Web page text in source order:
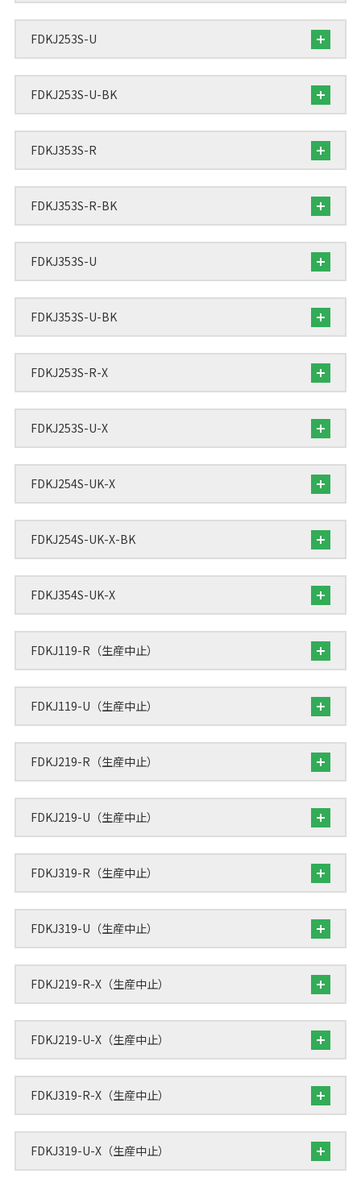
FDKJ253S-U
FDKJ253S-U-BK
FDKJ353S-R
FDKJ353S-R-BK
FDKJ353S-U
FDKJ353S-U-BK
FDKJ253S-R-X
FDKJ253S-U-X
FDKJ254S-UK-X
FDKJ254S-UK-X-BK
FDKJ354S-UK-X
FDKJ119-R（生産中止）
FDKJ119-U（生産中止）
FDKJ219-R（生産中止）
FDKJ219-U（生産中止）
FDKJ319-R（生産中止）
FDKJ319-U（生産中止）
FDKJ219-R-X（生産中止）
FDKJ219-U-X（生産中止）
FDKJ319-R-X（生産中止）
FDKJ319-U-X（生産中止）